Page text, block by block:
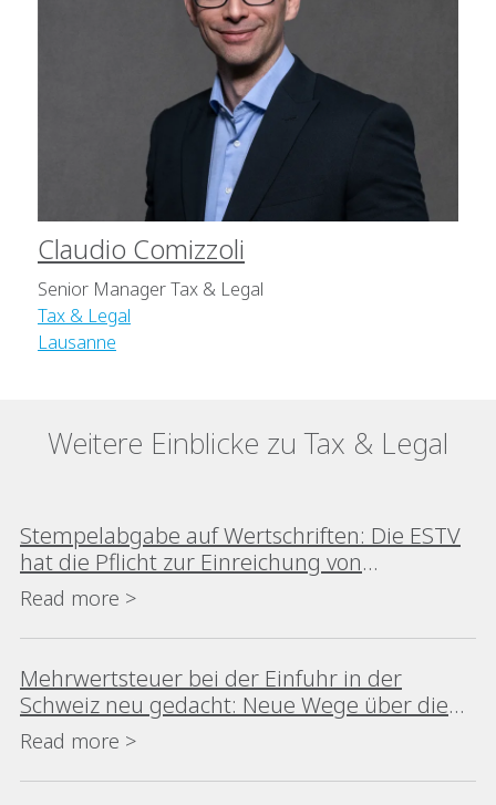
Claudio Comizzoli
Senior Manager Tax & Legal
Tax & Legal
Lausanne
Weitere Einblicke zu Tax & Legal
Stempelabgabe auf Wertschriften: Die ESTV
hat die Pflicht zur Einreichung von
Meldungen abgeschafft, wenn keine Steuer
geschuldet ist
Read more >
Mehrwertsteuer bei der Einfuhr in der
Schweiz neu gedacht: Neue Wege über die
klassische Grenzzahlung hinaus
Read more >